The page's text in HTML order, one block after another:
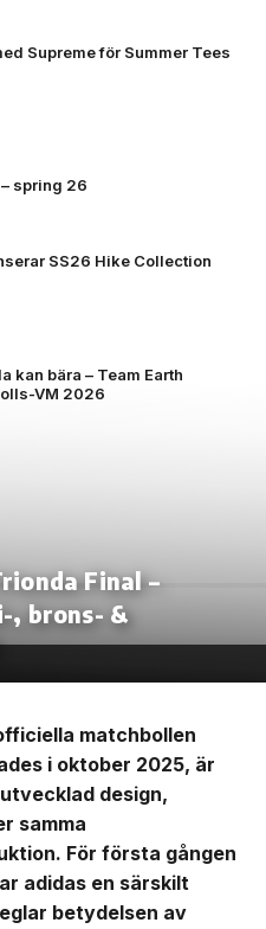
Supreme för Summer Tees
spring 26
SS26 Hike Collection
kan bära – Team Earth
VM 2026
Final –
, brons- &
matchbollen
i oktober 2025, är
design,
samma
För första gången
adidas en särskilt
betydelsen av